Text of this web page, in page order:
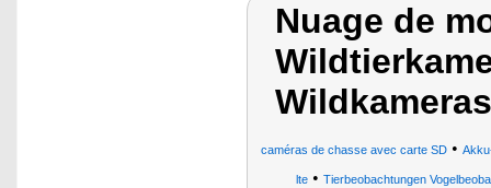
Nuage de
caméras de chasse avec carte SD •
lte• Tierbeobachtungen